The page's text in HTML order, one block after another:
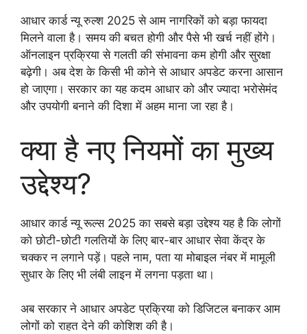
आधार कार्ड न्यू रुल्श 2025 से आम नागरिकों को बड़ा फायदा
मिलने वाला है। समय की बचत होगी और पैसे भी खर्च नहीं होंगे।
ऑनलाइन प्रक्रिया से गलती की संभावना कम होगी और सुरक्षा
बढ़ेगी। अब देश के किसी भी कोने से आधार अपडेट करना आसान
हो जाएगा। सरकार का यह कदम आधार को और ज्यादा भरोसेमंद
और उपयोगी बनाने की दिशा में अहम माना जा रहा है।
क्या है नए नियमों का मुख्य
उद्देश्य?
आधार कार्ड न्यू रूल्स 2025 का सबसे बड़ा उद्देश्य यह है कि लोगों
को छोटी-छोटी गलतियों के लिए बार-बार आधार सेवा केंद्र के
चक्कर न लगाने पड़ें। पहले नाम, पता या मोबाइल नंबर में मामूली
सुधार के लिए भी लंबी लाइन में लगना पड़ता था।
अब सरकार ने आधार अपडेट प्रक्रिया को डिजिटल बनाकर आम
लोगों को राहत देने की कोशिश की है।